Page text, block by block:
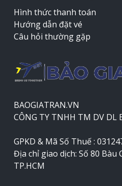
Hình thức thanh toán
Hướng dẫn đặt vé
Câu hỏi thường gặp
BAOGIATRAN.VN
CÔNG TY TNHH TM DV DL
GPKD & Mã Số Thuế :
Địa chỉ giao dịch: Số 80 Bàu
TP.HCM